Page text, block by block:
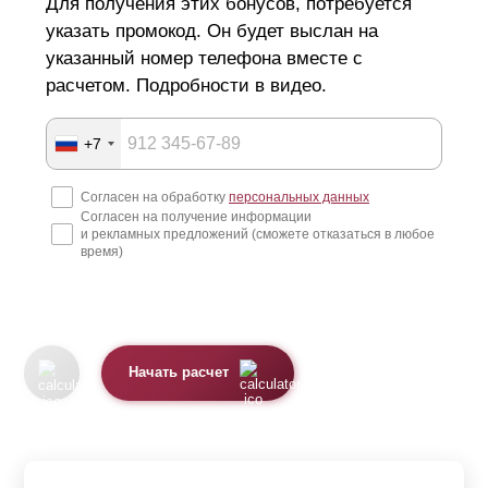
указать промокод. Он будет выслан на
указанный номер телефона вместе с
расчетом. Подробности в видео.
+7
Согласен на обработку персональных данных
Согласен на получение информации
и рекламных предложений (сможете отказаться в любое
время)
Начать расчет